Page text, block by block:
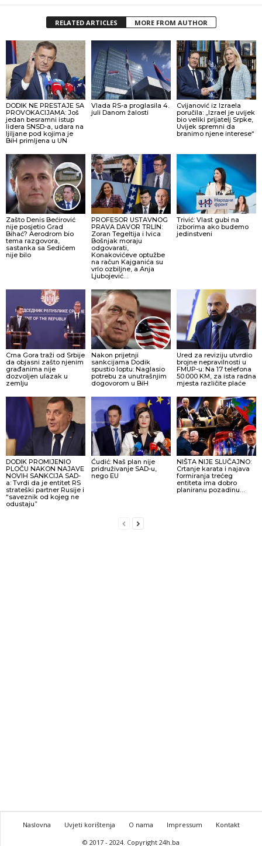
RELATED ARTICLES MORE FROM AUTHOR
DODIK NE PRESTAJE SA
PROVOKACIJAMA: Još
jedan besramni istup
lidera SNSD-a, udara na
ljiljane pod kojima je
BiH primljena u UN
Vlada RS-a proglasila 4.
juli Danom žalosti
Cvijanović iz Izraela
poručila: „Izrael je uvijek
bio veliki prijatelj Srpke,
Uvijek spremni da
branimo njene interese“
Zašto Denis Bećirović
nije posjetio Grad
Bihać? Aerodrom bio
tema razgovora,
sastanka sa Sedićem
nije bilo
PROFESOR USTAVNOG
PRAVA DAVOR TRLIN:
Zoran Tegeltija i Ivica
Bošnjak moraju
odgovarati,
Konakovićeve optužbe
na račun Kajganića su
vrlo ozbiljne, a Anja
Ljubojević…
Trivić: Vlast gubi na
izborima ako budemo
jedinstveni
Crna Gora traži od Srbije
da objasni zašto njenim
građanima nije
dozvoljen ulazak u
zemlju
Nakon prijetnji
sankcijama Dodik
spustio loptu: Naglasio
potrebu za unutrašnjim
dogovorom u BiH
Ured za reviziju utvrdio
brojne nepravilnosti u
FMUP-u: Na 17 telefona
50.000 KM, za ista radna
mjesta različite plaće
DODIK PROMIJENIO
PLOČU NAKON NAJAVE
NOVIH SANKCIJA SAD-
a: Tvrdi da je entitet RS
strateški partner Rusije i
“saveznik od kojeg ne
odustaju”
Ćudić: Naš plan nije
pridruživanje SAD-u,
nego EU
NIŠTA NIJE SLUČAJNO:
Crtanje karata i najava
formiranja trećeg
entiteta ima dobro
planiranu pozadinu…
Naslovna Uvjeti korištenja O nama Impressum
Kontakt
© 2017 - 2024. Copyright 24h.ba